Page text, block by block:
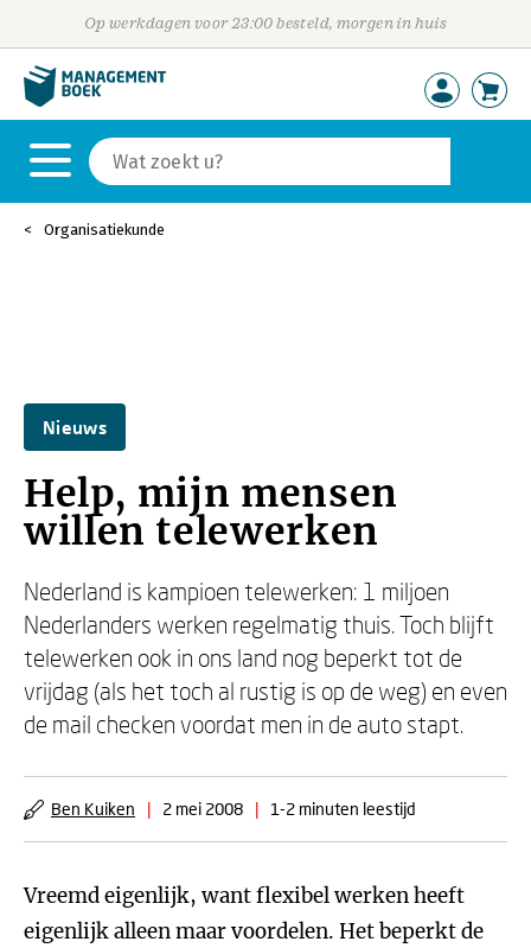
Op werkdagen voor 23:00 besteld, morgen in huis
Organisatiekunde
Nieuws
Help, mijn mensen
willen telewerken
Nederland is kampioen telewerken: 1 miljoen
Nederlanders werken regelmatig thuis. Toch blijft
telewerken ook in ons land nog beperkt tot de
vrijdag (als het toch al rustig is op de weg) en even
de mail checken voordat men in de auto stapt.
Ben Kuiken | 2 mei 2008 | 1-2 minuten leestijd
Vreemd eigenlijk, want flexibel werken heeft
eigenlijk alleen maar voordelen. Het beperkt de